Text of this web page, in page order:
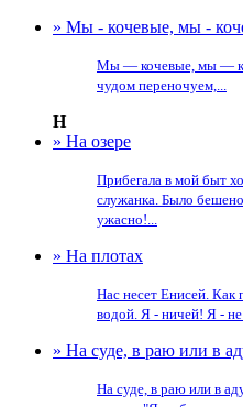
» Мы - кочевые, мы -
Мы — кочевые, мы —
чудом переночуем,...
Н
» На озере
Прибегала в мой быт
служанка. Было
ужасно!...
» На плотах
Нас несет Енисей. Как
водой. Я - ничей! Я - не
» На суде, в раю или в
На суде, в раю или в